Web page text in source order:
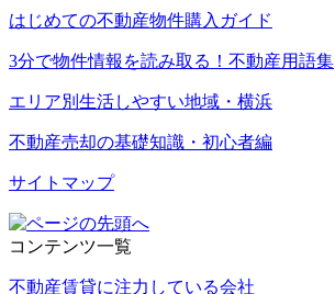
はじめての不動産物件購入ガイド
3分で物件情報を読み取る！不動産用語集
エリア別生活しやすい地域・横浜
不動産売却の基礎知識・初心者編
サイトマップ
コンテンツ一覧
不動産賃貸に注力している会社